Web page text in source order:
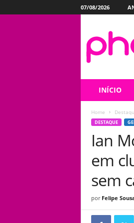
07/08/2026
INÍCIO
Home
DESTAQUE
Ian
em
sem
por Felipe